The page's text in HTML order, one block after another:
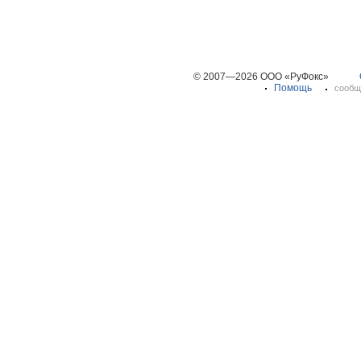
© 2007—2026 ООО «РуФокс»
Помощь